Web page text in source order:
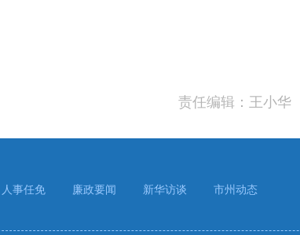
责任编辑：王小华
人事任免 廉政要闻 新华访谈 市州动态